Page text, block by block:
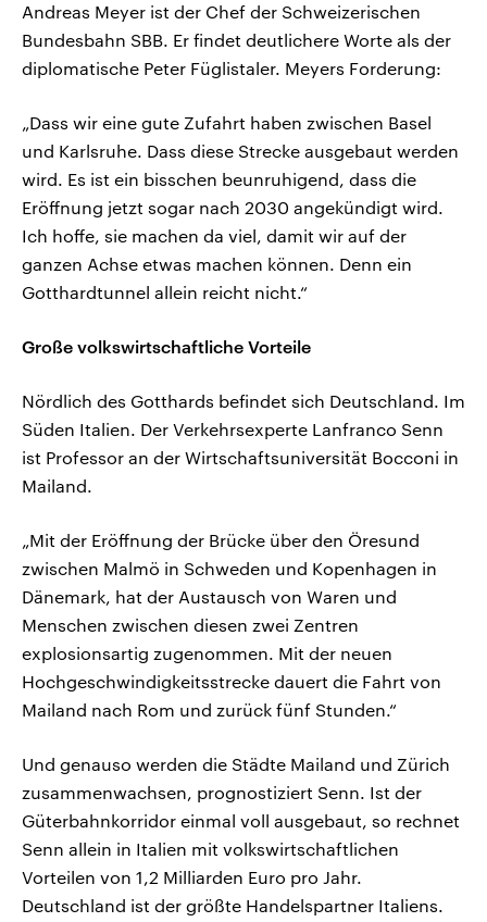
Andreas Meyer ist der Chef der Schweizerischen
Bundesbahn SBB. Er findet deutlichere Worte als der
diplomatische Peter Füglistaler. Meyers Forderung:
„Dass wir eine gute Zufahrt haben zwischen Basel
und Karlsruhe. Dass diese Strecke ausgebaut werden
wird. Es ist ein bisschen beunruhigend, dass die
Eröffnung jetzt sogar nach 2030 angekündigt wird.
Ich hoffe, sie machen da viel, damit wir auf der
ganzen Achse etwas machen können. Denn ein
Gotthardtunnel allein reicht nicht.“
Große volkswirtschaftliche Vorteile
Nördlich des Gotthards befindet sich Deutschland. Im
Süden Italien. Der Verkehrsexperte Lanfranco Senn
ist Professor an der Wirtschaftsuniversität Bocconi in
Mailand.
„Mit der Eröffnung der Brücke über den Öresund
zwischen Malmö in Schweden und Kopenhagen in
Dänemark, hat der Austausch von Waren und
Menschen zwischen diesen zwei Zentren
explosionsartig zugenommen. Mit der neuen
Hochgeschwindigkeitsstrecke dauert die Fahrt von
Mailand nach Rom und zurück fünf Stunden.“
Und genauso werden die Städte Mailand und Zürich
zusammenwachsen, prognostiziert Senn. Ist der
Güterbahnkorridor einmal voll ausgebaut, so rechnet
Senn allein in Italien mit volkswirtschaftlichen
Vorteilen von 1,2 Milliarden Euro pro Jahr.
Deutschland ist der größte Handelspartner Italiens.